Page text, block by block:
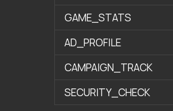
GAME_STATS
AD_PROFILE
CAMPAIGN_TRACK
SECURITY_CHECK